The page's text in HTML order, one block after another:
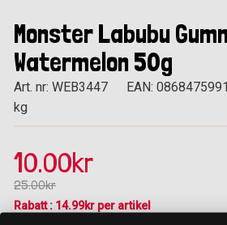
Monster Labubu
Watermelon 50g
Art. nr: WEB3447 EAN:
kg
10.00kr
25.00kr
Rabatt : 14.99kr per artikel